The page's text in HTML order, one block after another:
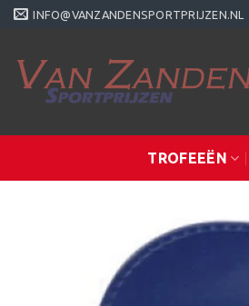
Ga
INFO@VANZANDENSPORTPRIJZEN.NL
TROFEEËN